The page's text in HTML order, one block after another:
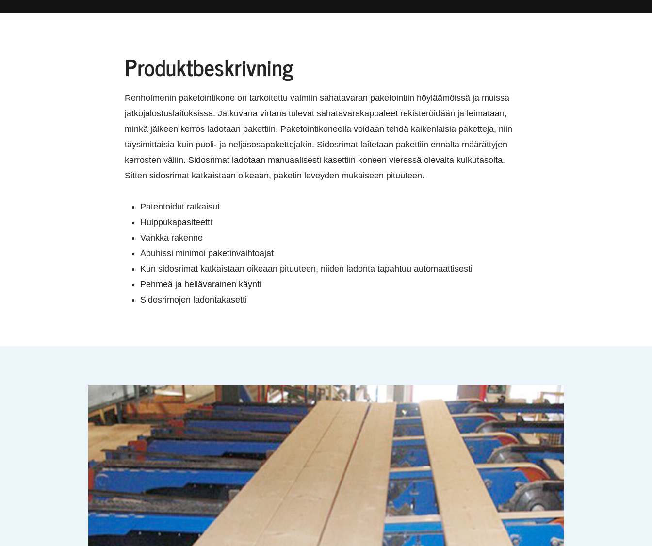
Produktbeskrivning
Renholmenin paketointikone on tarkoitettu valmiin sahatavaran paketointiin höyläämöissä ja muissa
jatkojalostuslaitoksissa. Jatkuvana virtana tulevat sahatavarakappaleet rekisteröidään ja leimataan,
minkä jälkeen kerros ladotaan pakettiin. Paketointikoneella voidaan tehdä kaikenlaisia paketteja, niin
täysimittaisia kuin puoli- ja neljäsosapakettejakin. Sidosrimat laitetaan pakettiin ennalta määrättyjen
kerrosten väliin. Sidosrimat ladotaan manuaalisesti kasettiin koneen vieressä olevalta kulkutasolta.
Sitten sidosrimat katkaistaan oikeaan, paketin leveyden mukaiseen pituuteen.
Patentoidut ratkaisut
Huippukapasiteetti
Vankka rakenne
Apuhissi minimoi paketinvaihtoajat
Kun sidosrimat katkaistaan oikeaan pituuteen, niiden ladonta tapahtuu automaattisesti
Pehmeä ja hellävarainen käynti
Sidosrimojen ladontakasetti